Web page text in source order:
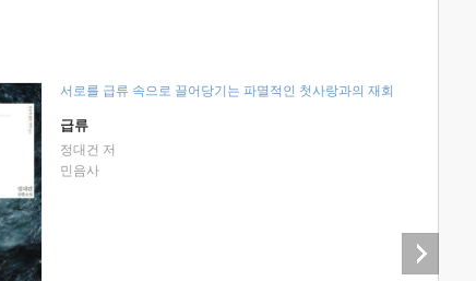
서로를 급류 속으로 끌어당기는 파멸적인 첫사랑과의 재회
급류
정대건 저
민음사